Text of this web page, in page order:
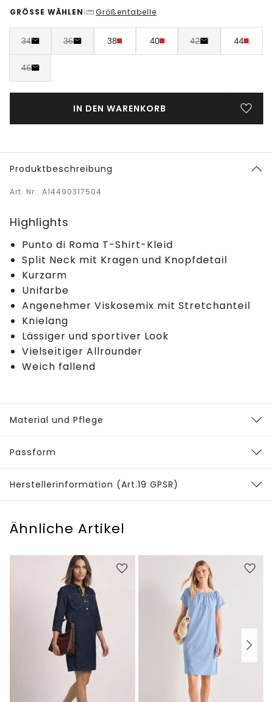
GRÖSSE WÄHLEN | Größentabelle
34 36 38 40 42 44
46
IN DEN WARENKORB
Produktbeschreibung
Art. Nr.: A14490317504
Highlights
Punto di Roma T-Shirt-Kleid
Split Neck mit Kragen und Knopfdetail
Kurzarm
Unifarbe
Angenehmer Viskosemix mit Stretchanteil
Knielang
Lässiger und sportiver Look
Vielseitiger Allrounder
Weich fallend
Material und Pflege
Passform
Herstellerinformation (Art.19 GPSR)
Ähnliche Artikel